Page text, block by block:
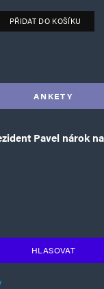
bez reklam množství
PŘIDAT DO KOŠÍKU
ANKETY
Pavel nárok
HLASOVAT